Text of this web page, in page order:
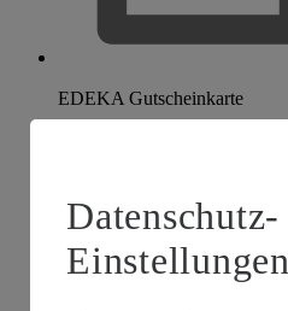
EDEKA Gutscheinkarte
Datenschutz-
Einstellungen